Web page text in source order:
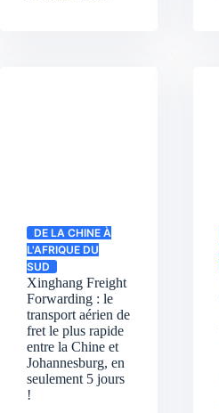
DE LA CHINE À
L'AFRIQUE DU
SUD
Xinghang Freight
Forwarding : le
transport aérien de
fret le plus rapide
entre la Chine et
Johannesburg, en
seulement 5 jours
!